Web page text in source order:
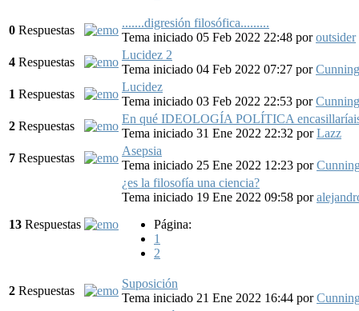
0 Respuestas
.......digresión filosófica.........
Tema iniciado 05 Feb 2022 22:48 poroutsider
4 Respuestas
Lucidez 2
Tema iniciado 04 Feb 2022 07:27 por
1 Respuestas
Lucidez
Tema iniciado 03 Feb 2022 22:53 por
2 Respuestas
En qué IDEOLOGÍA POLÍTICA
Tema iniciado 31 Ene 2022 22:32 porLazz
7 Respuestas
Asepsia
Tema iniciado 25 Ene 2022 12:23 por
13 Respuestas
¿es la filosofía una ciencia?
Tema iniciado 19 Ene 2022 09:58 por
Página:
1
2
2 Respuestas
Suposición
Tema iniciado 21 Ene 2022 16:44 por